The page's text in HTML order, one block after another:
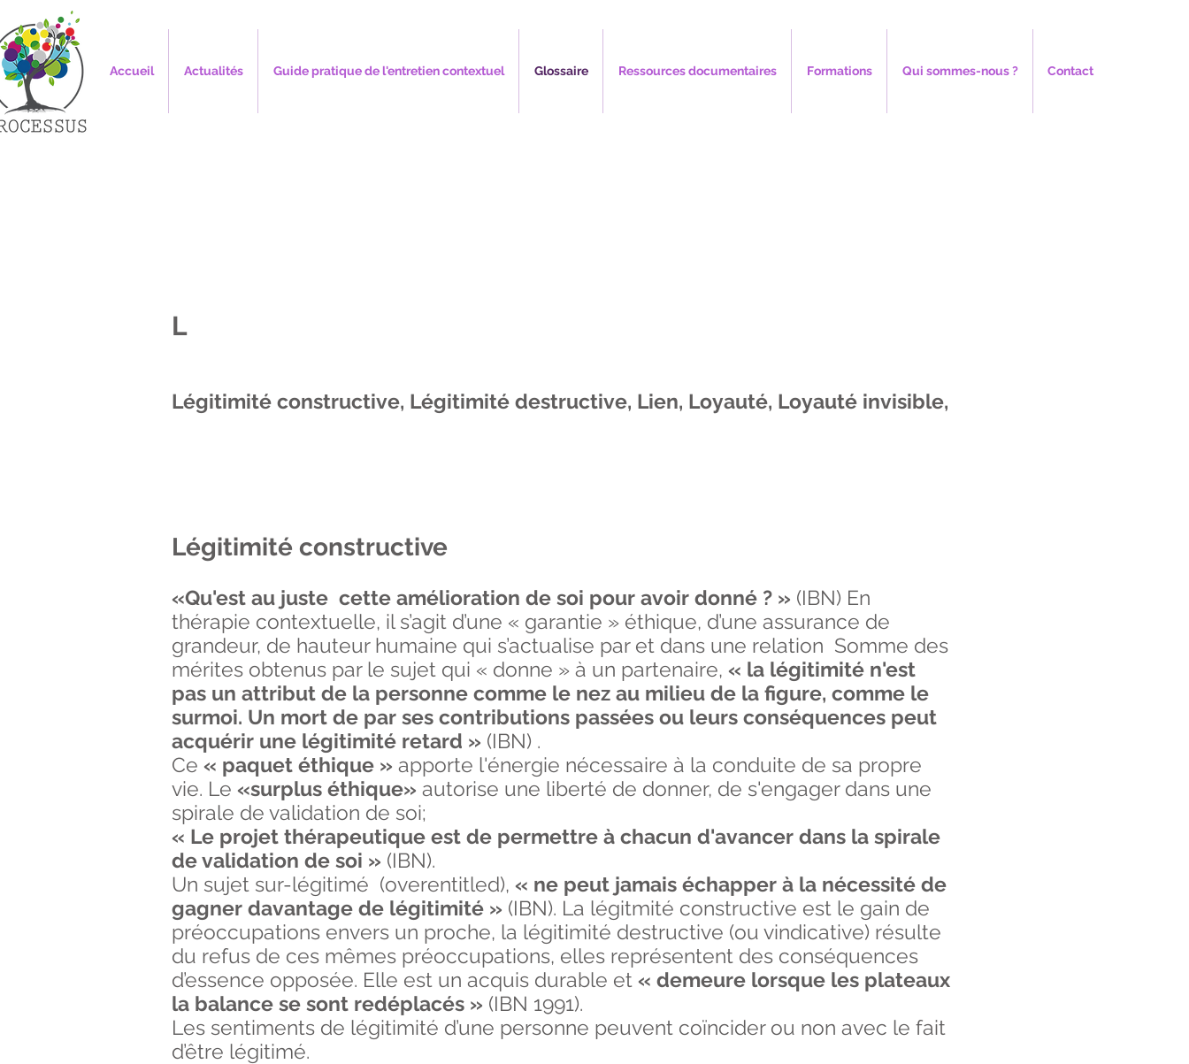
Accueil Actualités Guide pratique de l'entretien contextuel Glossaire Ressources documentaires Formations Qui sommes-nous ? Contact
L
Légitimité constructive, Légitimité destructive, Lien, Loyauté, Loyauté invisible,
Légitimité constructive
«Qu'est au juste cette amélioration de soi pour avoir donné ? » (IBN) En
thérapie contextuelle, il s’agit d’une « garantie » éthique, d’une assurance de
grandeur, de hauteur humaine qui s’actualise par et dans une relation Somme des
mérites obtenus par le sujet qui « donne » à un partenaire, « la légitimité n'est
pas un attribut de la personne comme le nez au milieu de la figure, comme le
surmoi. Un mort de par ses contributions passées ou leurs conséquences peut
acquérir une légitimité retard » (IBN) .
Ce « paquet éthique » apporte l'énergie nécessaire à la conduite de sa propre
vie. Le «surplus éthique» autorise une liberté de donner, de s'engager dans une
spirale de validation de soi;
« Le projet thérapeutique est de permettre à chacun d'avancer dans la spirale
de validation de soi » (IBN).
Un sujet sur-légitimé (overentitled), « ne peut jamais échapper à la nécessité de
gagner davantage de légitimité » (IBN). La légitmité constructive est le gain de
préoccupations envers un proche, la légitimité destructive (ou vindicative) résulte
du refus de ces mêmes préoccupations, elles représentent des conséquences
d’essence opposée. Elle est un acquis durable et « demeure lorsque les plateaux
la balance se sont redéplacés » (IBN 1991).
Les sentiments de légitimité d’une personne peuvent coïncider ou non avec le fait
d’être légitimé.